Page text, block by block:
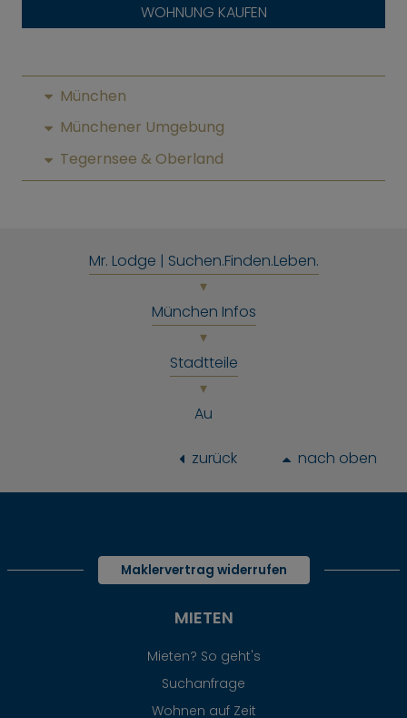
WOHNUNG KAUFEN
München
Münchener Umgebung
Tegernsee & Oberland
Mr. Lodge | Suchen.Finden.Leben.
München Infos
Stadtteile
Au
zurück nach oben
Maklervertrag widerrufen
MIETEN
Mieten? So geht's
Suchanfrage
Wohnen auf Zeit